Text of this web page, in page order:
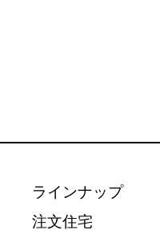
ラインナップ
注文住宅